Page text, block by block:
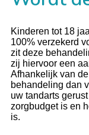
Kinderen tot 18
100% verzekerd
zit deze
zij hiervoor een
Afhankelijk van
behandeling dan
uw tandarts
zorgbudget is en
is.